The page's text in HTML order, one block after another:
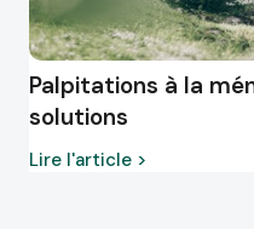
Palpitations à la
solutions
Lire l'article >